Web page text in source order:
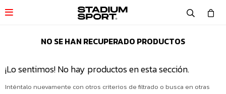

NO SE HAN RECUPERADO PRODUCTOS
¡Lo sentimos! No hay productos en esta sección.
Inténtalo nuevamente con otros criterios de filtrado o busca en otras